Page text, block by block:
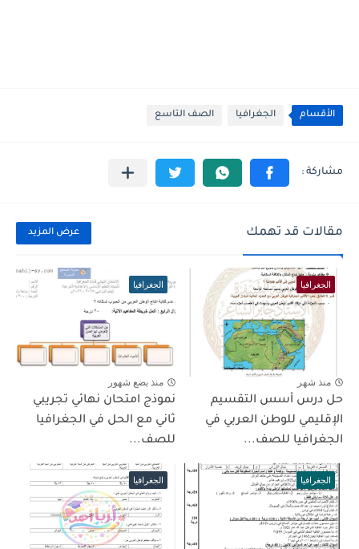
الأقسام الجغرافيا الصف التاسع
مقالات قد تهمك عرض المزيد
الجغرافيا
منذ شهر
حل درس أسس التقسيم
الإقليمي للوطن العربي في
الجغرافيا للصف...
الجغرافيا
منذ بضع شهور
نموذج امتحان نهائي تجريبي
ثاني مع الحل في الجغرافيا
للصف...
الجغرافيا الجغرافيا